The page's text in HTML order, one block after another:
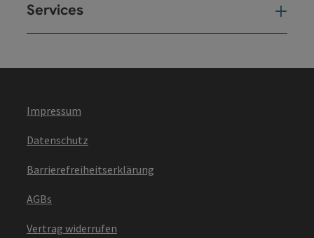
Services
Impressum
Datenschutz
Barrierefreiheitserklärung
AGBs
Vertrag widerrufen